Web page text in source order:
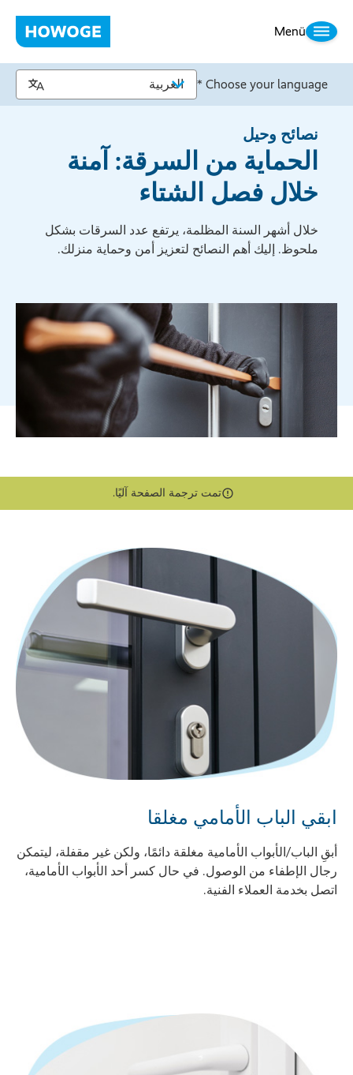
Menü
Choose your language *
نصائح وحيل
الحماية من السرقة: آمنة
خلال فصل الشتاء
خلال أشهر السنة المظلمة، يرتفع عدد السرقات بشكل
ملحوظ. إليك أهم النصائح لتعزيز أمن وحماية منزلك.
تمت ترجمة الصفحة آليًا.
ابقي الباب الأمامي مغلقا
أبقِ الباب/الأبواب الأمامية مغلقة دائمًا، ولكن غير مقفلة، ليتمكن
رجال الإطفاء من الوصول. في حال كسر أحد الأبواب الأمامية،
اتصل بخدمة العملاء الفنية.